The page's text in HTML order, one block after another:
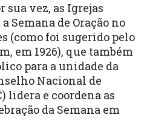
sua vez, as Igrejas
Semana de Oração no
(como foi sugerido pelo
em 1926), que também
para a unidade da
Nacional de
lidera e coordena as
da Semana em